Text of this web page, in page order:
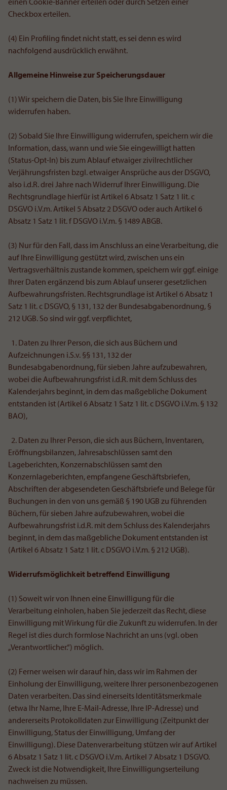
Checkbox erteilen.
(4) Ein Profiling findet nicht statt, es sei denn es wird
nachfolgend ausdrücklich erwähnt.
Allgemeine Hinweise zur Speicherungsdauer
(1) Wir speichern die Daten, bis Sie Ihre Einwilligung
widerrufen haben.
(2) Sobald Sie Ihre Einwilligung widerrufen, speichern wir die
Information, dass, wann und wie Sie eingewilligt hatten
(Status-Opt-In) bis zum Ablauf etwaiger zivilrechtlicher
Verjährungsfristen bzgl. etwaiger Ansprüche aus der DSGVO,
also i.d.R. drei Jahre nach Widerruf Ihrer Einwilligung. Die
Rechtsgrundlage hierfür ist Artikel 6 Absatz 1 Satz 1 lit. c
DSGVO i.V.m. Artikel 5 Absatz 2 DSGVO oder auch Artikel 6
Absatz 1 Satz 1 lit. f DSGVO i.V.m. § 1489 ABGB.
(3) Nur für den Fall, dass im Anschluss an eine Verarbeitung, die
auf Ihre Einwilligung gestützt wird, zwischen uns ein
Vertragsverhältnis zustande kommen, speichern wir ggf. einige
Ihrer Daten ergänzend bis zum Ablauf unserer gesetzlichen
Aufbewahrungsfristen. Rechtsgrundlage ist Artikel 6 Absatz 1
Satz 1 lit. c DSGVO, § 131, 132 der Bundesabgabenordnung, §
212 UGB. So sind wir ggf. verpflichtet,
1. Daten zu Ihrer Person, die sich aus Büchern und
Aufzeichnungen i.S.v. §§ 131, 132 der
Bundesabgabenordnung, für sieben Jahre aufzubewahren,
wobei die Aufbewahrungsfrist i.d.R. mit dem Schluss des
Kalenderjahrs beginnt, in dem das maßgebliche Dokument
entstanden ist (Artikel 6 Absatz 1 Satz 1 lit. c DSGVO i.V.m. § 132
BAO),
2. Daten zu Ihrer Person, die sich aus Büchern, Inventaren,
Eröffnungsbilanzen, Jahresabschlüssen samt den
Lageberichten, Konzernabschlüssen samt den
Konzernlageberichten, empfangene Geschäftsbriefen,
Abschriften der abgesendeten Geschäftsbriefe und Belege für
Buchungen in den von uns gemäß § 190 UGB zu führenden
Büchern, für sieben Jahre aufzubewahren, wobei die
Aufbewahrungsfrist i.d.R. mit dem Schluss des Kalenderjahrs
beginnt, in dem das maßgebliche Dokument entstanden ist
(Artikel 6 Absatz 1 Satz 1 lit. c DSGVO i.V.m. § 212 UGB).
Widerrufsmöglichkeit betreffend Einwilligung
(1) Soweit wir von Ihnen eine Einwilligung für die
Verarbeitung einholen, haben Sie jederzeit das Recht, diese
Einwilligung mit Wirkung für die Zukunft zu widerrufen. In der
Regel ist dies durch formlose Nachricht an uns (vgl. oben
„Verantwortlicher.“) möglich.
(2) Ferner weisen wir darauf hin, dass wir im Rahmen der
Einholung der Einwilligung, weitere Ihrer personenbezogenen
Daten verarbeiten. Das sind einerseits Identitätsmerkmale
(etwa Ihr Name, Ihre E-Mail-Adresse, Ihre IP-Adresse) und
andererseits Protokolldaten zur Einwilligung (Zeitpunkt der
Einwilligung, Status der Einwilligung, Umfang der
Einwilligung). Diese Datenverarbeitung stützen wir auf Artikel
6 Absatz 1 Satz 1 lit. c DSGVO i.V.m. Artikel 7 Absatz 1 DSGVO.
Zweck ist die Notwendigkeit, Ihre Einwilligungserteilung
nachweisen zu müssen.